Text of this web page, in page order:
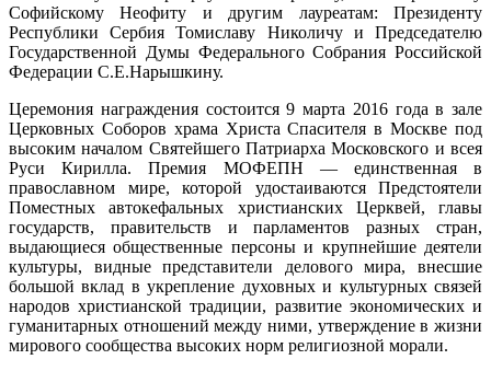
Софийскому Неофиту и другим лауреатам: Президенту
Республики Сербия Томиславу Николичу и Председателю
Государственной Думы Федерального Собрания Российской
Федерации С.Е.Нарышкину.
Церемония награждения состоится 9 марта 2016 года в зале
Церковных Соборов храма Христа Спасителя в Москве под
высоким началом Святейшего Патриарха Московского и всея
Руси Кирилла. Премия МОФЕПН — единственная в
православном мире, которой удостаиваются Предстоятели
Поместных автокефальных христианских Церквей, главы
государств, правительств и парламентов разных стран,
выдающиеся общественные персоны и крупнейшие деятели
культуры, видные представители делового мира, внесшие
большой вклад в укрепление духовных и культурных связей
народов христианской традиции, развитие экономических и
гуманитарных отношений между ними, утверждение в жизни
мирового сообщества высоких норм религиозной морали.